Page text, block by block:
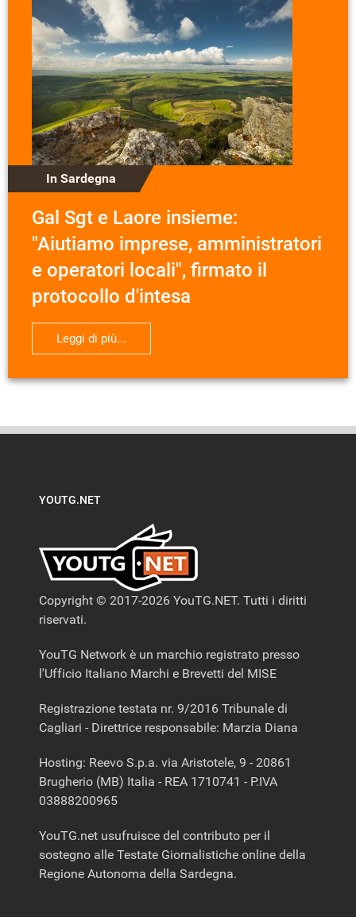
In Sardegna
Gal Sgt e Laore insieme:
"Aiutiamo imprese, amministratori
e operatori locali", firmato il
protocollo d'intesa
Leggi di più...
YOUTG.NET
Copyright © 2017-2026 YouTG.NET. Tutti i diritti
riservati.
YouTG Network è un marchio registrato presso
l'Ufficio Italiano Marchi e Brevetti del MISE
Registrazione testata nr. 9/2016 Tribunale di
Cagliari - Direttrice responsabile: Marzia Diana
Hosting: Reevo S.p.a. via Aristotele, 9 - 20861
Brugherio (MB) Italia - REA 1710741 - P.IVA
03888200965
YouTG.net usufruisce del contributo per il
sostegno alle Testate Giornalistiche online della
Regione Autonoma della Sardegna.